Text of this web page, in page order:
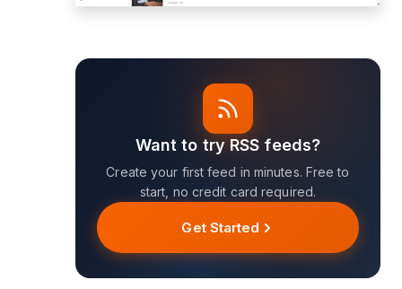
Want to try RSS feeds?
Create your first feed in minutes. Free to
start, no credit card required.
Get Started